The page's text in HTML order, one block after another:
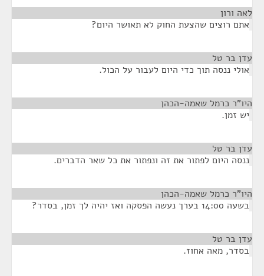
לאה ורון
אתם רוצים שהצעת החוק לא תאושר היום?
עדן בר טל
אולי ננסה תוך כדי היום לעבור על הכול.
היו"ר כרמל שאמה-הכהן
יש זמן.
עדן בר טל
ננסה היום לפתור את זה ונפתור את כל שאר הדברים.
היו"ר כרמל שאמה-הכהן
בשעה 14:00 בערך נעשה הפסקה ואז יהיה לך זמן, בסדר?
עדן בר טל
בסדר, מאה אחוז.